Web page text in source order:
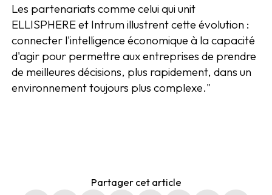
Les partenariats comme celui qui unit
ELLISPHERE et Intrum illustrent cette évolution :
connecter l'intelligence économique à la capacité
d'agir pour permettre aux entreprises de prendre
de meilleures décisions, plus rapidement, dans un
environnement toujours plus complexe."
Partager cet article